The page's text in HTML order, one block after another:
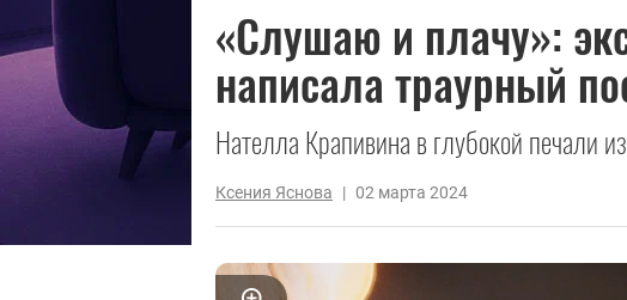
«Слушаю и плачу»:
написала траурный
Нателла Крапивина в глубокой печали
Ксения Яснова | 02 марта 2024